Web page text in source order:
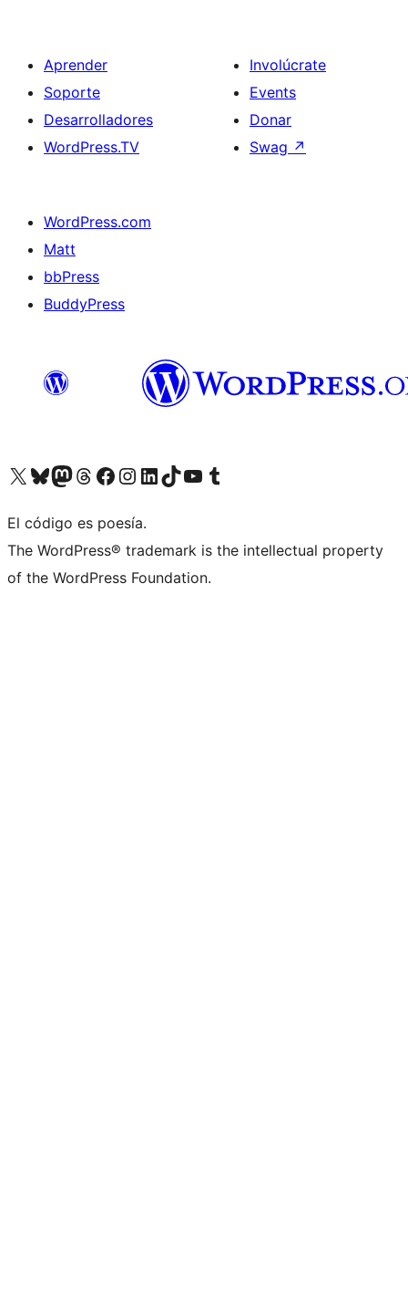
Aprender
Soporte
Desarrolladores
WordPress.TV
Involúcrate
Events
Donar
Swag ↗
WordPress.com
Matt
bbPress
BuddyPress
Visit our X (formerly Twitter) account
Visit our Bluesky account
Visita nuestra cuenta de Twitter
Visit our Threads account
Visita nuestra página de Facebook
Visite nuestra cuenta de Instagram
Visit our LinkedIn account
Visit our TikTok account
Visit our YouTube channel
Visit our Tumblr account
El código es poesía.
The WordPress® trademark is the intellectual property
of the WordPress Foundation.